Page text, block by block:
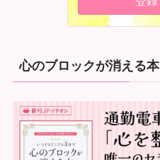
心のブロックが消える本